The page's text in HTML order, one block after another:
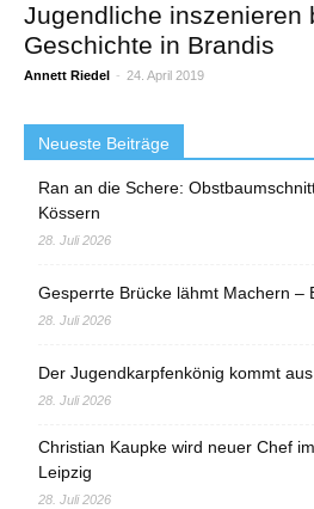
Jugendliche inszenieren
Geschichte in Brandis
Annett Riedel - 24. April 2019
Neueste Beiträge
Ran an die Schere:
Kössern
28. Juli 2026
Gesperrte Brücke lähmt Machern –
28. Juli 2026
Der Jugendkarpfenkönig kommt
28. Juli 2026
Christian Kaupke wird neuer Chef
Leipzig
28. Juli 2026